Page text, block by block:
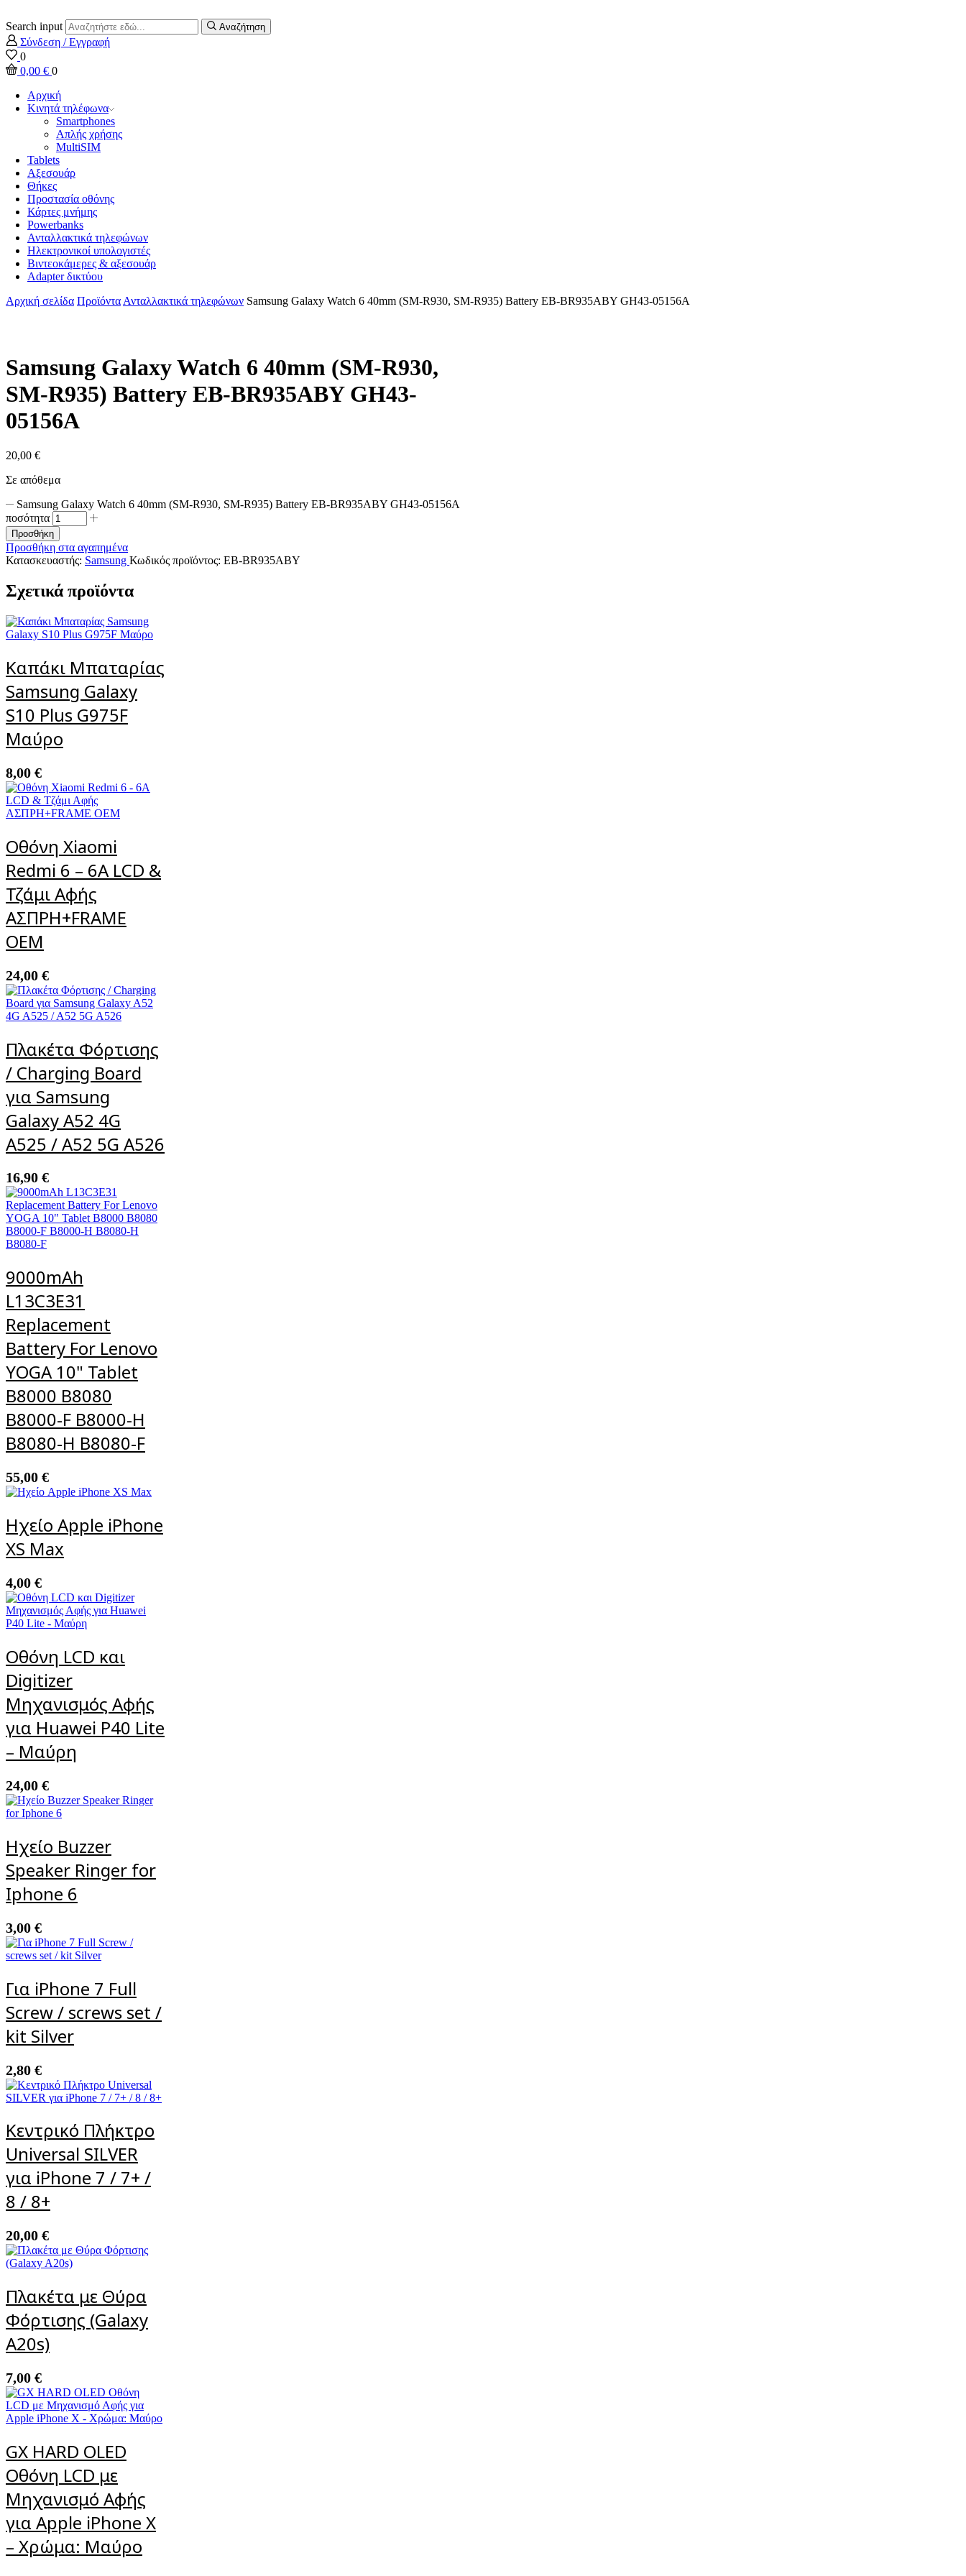
Search input Αναζήτηση
Σύνδεση / Εγγραφή
0
0,00 € 0
Αρχική
Κινητά τηλέφωνα
Smartphones
Απλής χρήσης
MultiSIM
Tablets
Αξεσουάρ
Θήκες
Προστασία οθόνης
Κάρτες μνήμης
Powerbanks
Ανταλλακτικά τηλεφώνων
Ηλεκτρονικοί υπολογιστές
Βιντεοκάμερες & αξεσουάρ
Adapter δικτύου
Αρχική σελίδα Προϊόντα Ανταλλακτικά τηλεφώνων Samsung Galaxy Watch 6 40mm (SM-R930, SM-R935) Battery EB-BR935ABY GH43-05156A
Samsung Galaxy Watch 6 40mm (SM-R930,
SM-R935) Battery EB-BR935ABY GH43-
05156A
20,00 €
Σε απόθεμα
Samsung Galaxy Watch 6 40mm (SM-R930, SM-R935) Battery EB-BR935ABY GH43-05156A
ποσότητα
Προσθήκη
Προσθήκη στα αγαπημένα
Κατασκευαστής: Samsung Κωδικός προϊόντος: EB-BR935ABY
Σχετικά προϊόντα
Καπάκι Μπαταρίας
Samsung Galaxy
S10 Plus G975F
Μαύρο
8,00 €
Οθόνη Xiaomi
Redmi 6 – 6A LCD &
Τζάμι Αφής
ΑΣΠΡΗ+FRAME
OEM
24,00 €
Πλακέτα Φόρτισης
/ Charging Board
για Samsung
Galaxy A52 4G
A525 / A52 5G A526
16,90 €
9000mAh
L13C3E31
Replacement
Battery For Lenovo
YOGA 10" Tablet
B8000 B8080
B8000-F B8000-H
B8080-H B8080-F
55,00 €
Ηχείο Apple iPhone
XS Max
4,00 €
Οθόνη LCD και
Digitizer
Μηχανισμός Αφής
για Huawei P40 Lite
– Μαύρη
24,00 €
Ηχείο Buzzer
Speaker Ringer for
Iphone 6
3,00 €
Για iPhone 7 Full
Screw / screws set /
kit Silver
2,80 €
Κεντρικό Πλήκτρο
Universal SILVER
για iPhone 7 / 7+ /
8 / 8+
20,00 €
Πλακέτα με Θύρα
Φόρτισης (Galaxy
A20s)
7,00 €
GX HARD OLED
Οθόνη LCD με
Μηχανισμό Αφής
για Apple iPhone X
– Χρώμα: Μαύρο